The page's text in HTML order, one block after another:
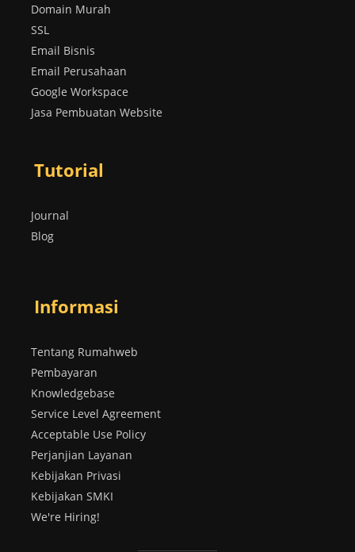
Domain Murah
SSL
Email Bisnis
Email Perusahaan
Google Workspace
Jasa Pembuatan Website
Tutorial
Journal
Blog
Informasi
Tentang Rumahweb
Pembayaran
Knowledgebase
Service Level Agreement
Acceptable Use Policy
Perjanjian Layanan
Kebijakan Privasi
Kebijakan SMKI
We're Hiring!